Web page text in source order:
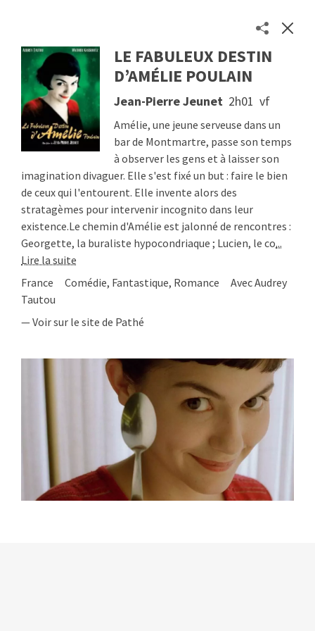
LE FABULEUX DESTIN
D’AMÉLIE POULAIN
Jean-Pierre Jeunet 2h01 vf
Amélie, une jeune serveuse dans un
bar de Montmartre, passe son temps
à observer les gens et à laisser son
imagination divaguer. Elle s'est fixé un but : faire le bien
de ceux qui l'entourent. Elle invente alors des
stratagèmes pour intervenir incognito dans leur
existence.Le chemin d'Amélie est jalonné de rencontres :
Georgette, la buraliste hypocondriaque ; Lucien, le co...
Lire la suite
France
Comédie, Fantastique, Romance
Avec Audrey
Tautou
— Voir sur le site de Pathé
Les séances des cinémas toulousains en un clic
Séances
Cinémas
À propos
Contact
© 2026Etienne Delcambre